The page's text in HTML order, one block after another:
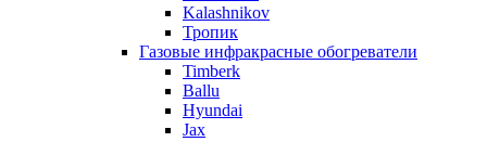
Kalashnikov
Тропик
Газовые инфракрасные обогреватели
Timberk
Ballu
Hyundai
Jax